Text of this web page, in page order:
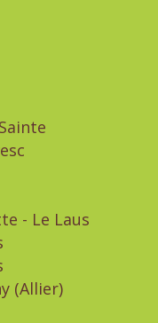
- Le Laus
(Allier)